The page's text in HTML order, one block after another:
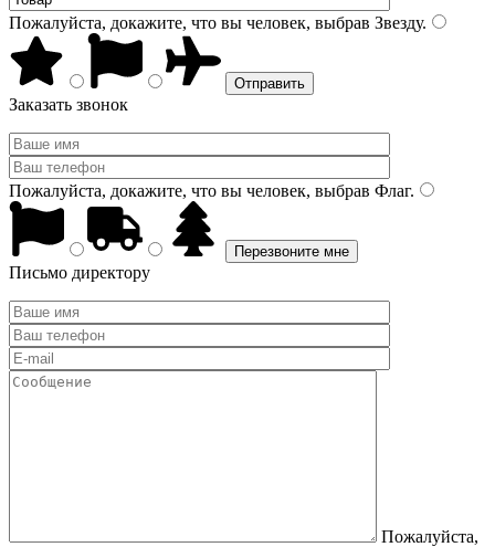
Пожалуйста, докажите, что вы человек, выбрав Звезду.
Заказать звонок
Пожалуйста, докажите, что вы человек, выбрав Флаг.
Письмо директору
Пожалуйста,